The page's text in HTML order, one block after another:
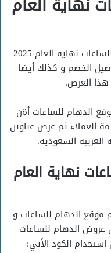
سنتناول بمقال اليوم عروض الدهام للساعات نهاية العام 2025
الخصم و كذلك أيضا
هذا العرض.
الدهام للساعات أةن
العملاء ثم عرض عناوين
العربية السعودية.
نهاية العام
موقع الدهام للساعات و
الدهام للساعات